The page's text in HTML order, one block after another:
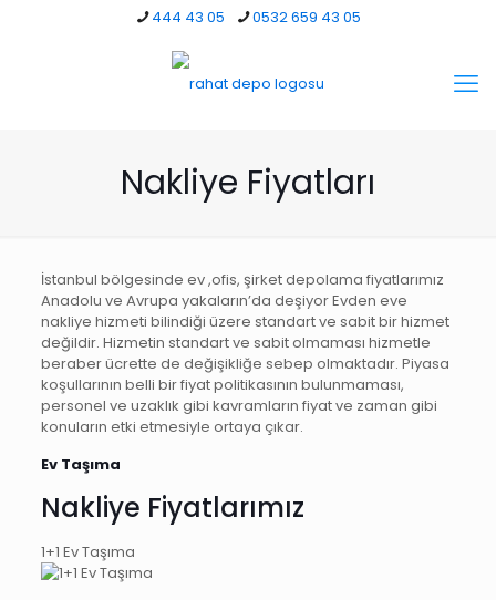
444 43 05 0532 659 43 05
Nakliye Fiyatları
İstanbul bölgesinde ev ,ofis, şirket depolama fiyatlarımız
Anadolu ve Avrupa yakaların’da deşiyor Evden eve
nakliye hizmeti bilindiği üzere standart ve sabit bir hizmet
değildir. Hizmetin standart ve sabit olmaması hizmetle
beraber ücrette de değişikliğe sebep olmaktadır. Piyasa
koşullarının belli bir fiyat politikasının bulunmaması,
personel ve uzaklık gibi kavramların fiyat ve zaman gibi
konuların etki etmesiyle ortaya çıkar.
Ev Taşıma
Nakliye Fiyatlarımız
1+1 Ev Taşıma